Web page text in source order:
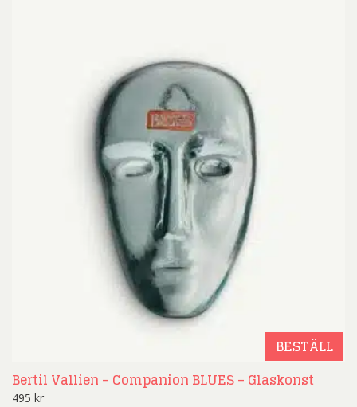
BESTÄLL
Bertil Vallien – Companion BLUES – Glaskonst
495 kr